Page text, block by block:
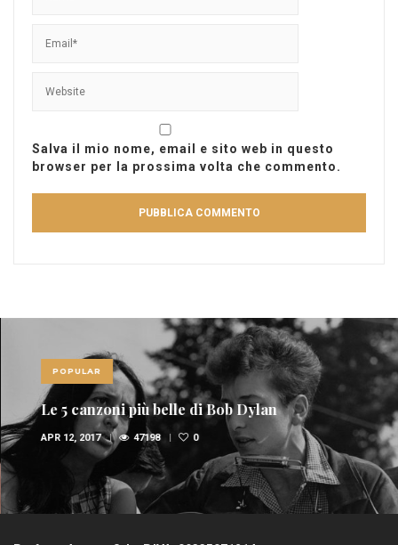
Salva il mio nome, email e sito web in questo
browser per la prossima volta che commento.
POPULAR
Le 5 canzoni più belle di Bob Dylan
APR 12, 2017 47198 0